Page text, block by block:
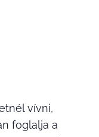
vívni,
foglalja a